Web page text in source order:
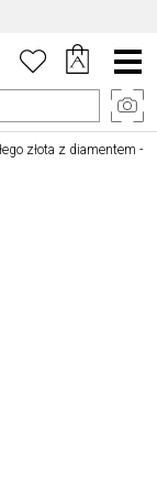
Menu
główne
złota z diamentem -